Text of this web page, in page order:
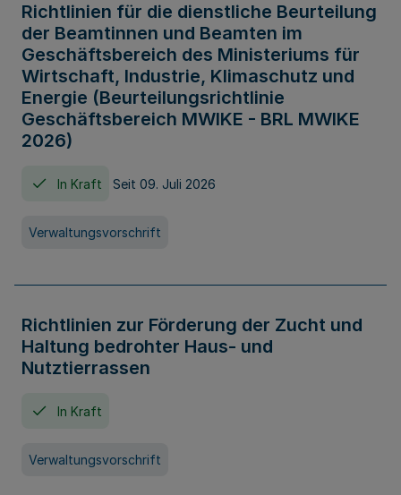
Richtlinien für die dienstliche Beurteilung
der Beamtinnen und Beamten im
Geschäftsbereich des Ministeriums für
Wirtschaft, Industrie, Klimaschutz und
Energie (Beurteilungsrichtlinie
Geschäftsbereich MWIKE - BRL MWIKE
2026)
In Kraft Seit 09. Juli 2026
Verwaltungsvorschrift
Richtlinien zur Förderung der Zucht und
Haltung bedrohter Haus- und
Nutztierrassen
In Kraft
Verwaltungsvorschrift